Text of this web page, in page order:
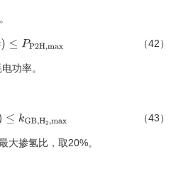
P P2 H,max （42）
功率。
GB ,H2,max （43）
大掺氢比，取20%。